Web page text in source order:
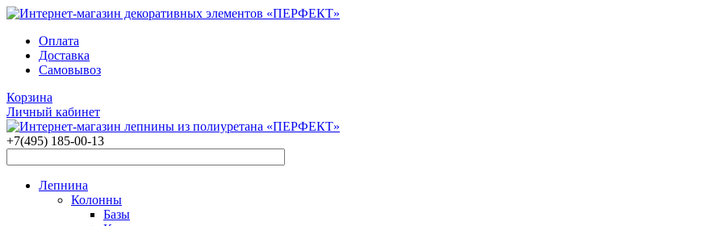
Оплата
Доставка
Самовывоз
Корзина
Личный кабинет
+7(495) 185-00-13
Лепнина
Колонны
Базы